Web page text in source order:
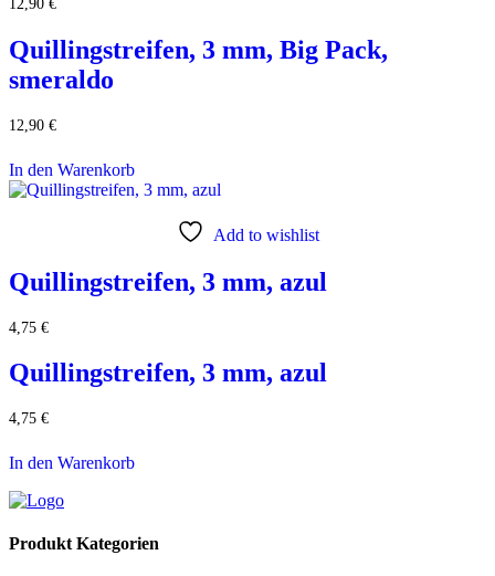
12,90 €
Quillingstreifen, 3 mm, Big Pack,
smeraldo
12,90 €
In den Warenkorb
Add to wishlist
Quillingstreifen, 3 mm, azul
4,75 €
Quillingstreifen, 3 mm, azul
4,75 €
In den Warenkorb
Produkt Kategorien